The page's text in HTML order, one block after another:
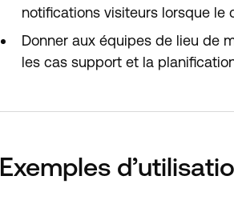
notifications visiteurs lorsque le
Donner aux équipes de lieu de
les cas support et la
Exemples